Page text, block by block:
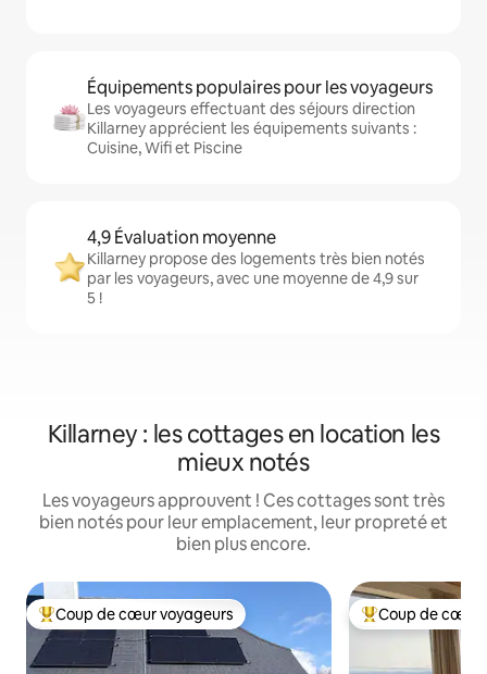
Équipements populaires pour les voyageurs
Les voyageurs effectuant des séjours direction
Killarney apprécient les équipements suivants :
Cuisine, Wifi et Piscine
4,9 Évaluation moyenne
Killarney propose des logements très bien notés
par les voyageurs, avec une moyenne de 4,9 sur
5 !
Killarney : les cottages en location les
mieux notés
Les voyageurs approuvent ! Ces cottages sont très
bien notés pour leur emplacement, leur propreté et
bien plus encore.
Coups de cœur voyageurs les plus appréciés
Coup de cœur voyageurs Coups de cœur
Coup de cœur